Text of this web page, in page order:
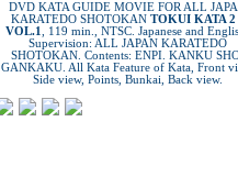
DVD KATA GUIDE MOVIE FOR ALL
KARATEDO SHOTOKAN TOKUI KATA 2
VOL.1
, 119 min., NTSC. Japanese and
Supervision: ALL JAPAN KARATEDO
SHOTOKAN. Contents: ENPI. KANKU
GANKAKU. All Kata Feature of Kata, Front
Side view, Points, Bunkai, Back view.